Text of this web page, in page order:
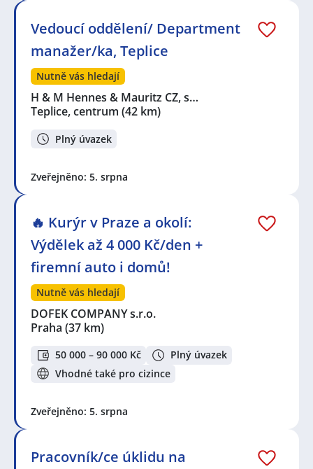
Vedoucí oddělení/ Department
manažer/ka, Teplice
Nutně vás hledají
H & M Hennes & Mauritz CZ, s…
Teplice, centrum (42 km)
Plný úvazek
Zveřejněno: 5. srpna
🔥 Kurýr v Praze a okolí:
Výdělek až 4 000 Kč/den +
firemní auto i domů!
Nutně vás hledají
DOFEK COMPANY s.r.o.
Praha (37 km)
50 000 – 90 000 Kč
Plný úvazek
Vhodné také pro cizince
Zveřejněno: 5. srpna
Pracovník/ce úklidu na